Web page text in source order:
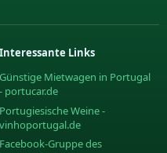
Interessante Links
Günstige Mietwagen in Portugal
- portucar.de
Portugiesische Weine -
vinhoportugal.de
Facebook-Gruppe des